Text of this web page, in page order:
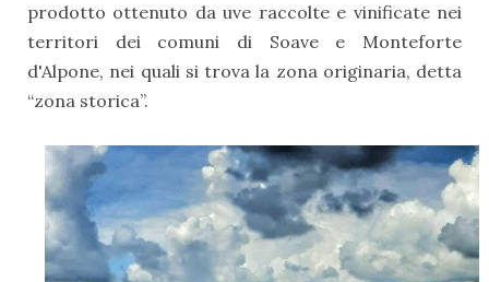
prodotto ottenuto da uve raccolte e vinificate nei
territori dei comuni di Soave e Monteforte
d'Alpone, nei quali si trova la zona originaria, detta
“zona storica”.